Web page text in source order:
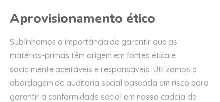
Aprovisionamento ético
Sublinhamos a importância de garantir que as
matérias-primas têm origem em fontes ética e
socialmente aceitáveis e responsáveis. Utilizamos a
abordagem de auditoria social baseada em risco para
garantir a conformidade social em nossa cadeia de